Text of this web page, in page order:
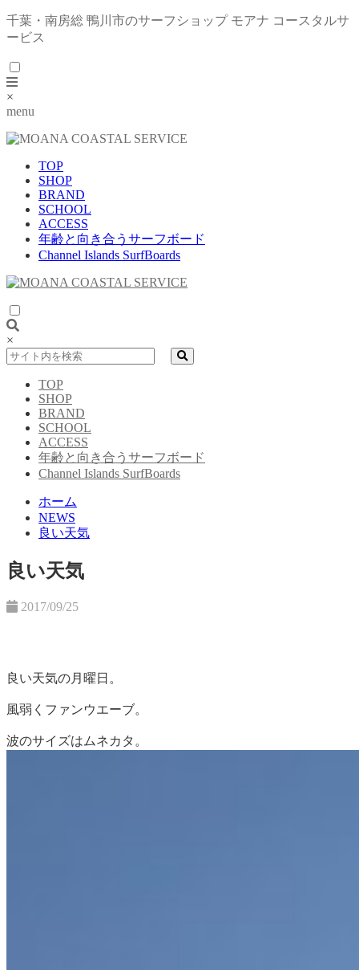
千葉・南房総 鴨川市のサーフショップ モアナ コースタルサ
ービス
×
menu
TOP
SHOP
BRAND
SCHOOL
ACCESS
年齢と向き合うサーフボード
Channel Islands SurfBoards
×
TOP
SHOP
BRAND
SCHOOL
ACCESS
年齢と向き合うサーフボード
Channel Islands SurfBoards
ホーム
NEWS
良い天気
良い天気
2017/09/25
良い天気の月曜日。
風弱くファンウエーブ。
波のサイズはムネカタ。